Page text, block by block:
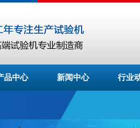
品中心 新闻中心 行业